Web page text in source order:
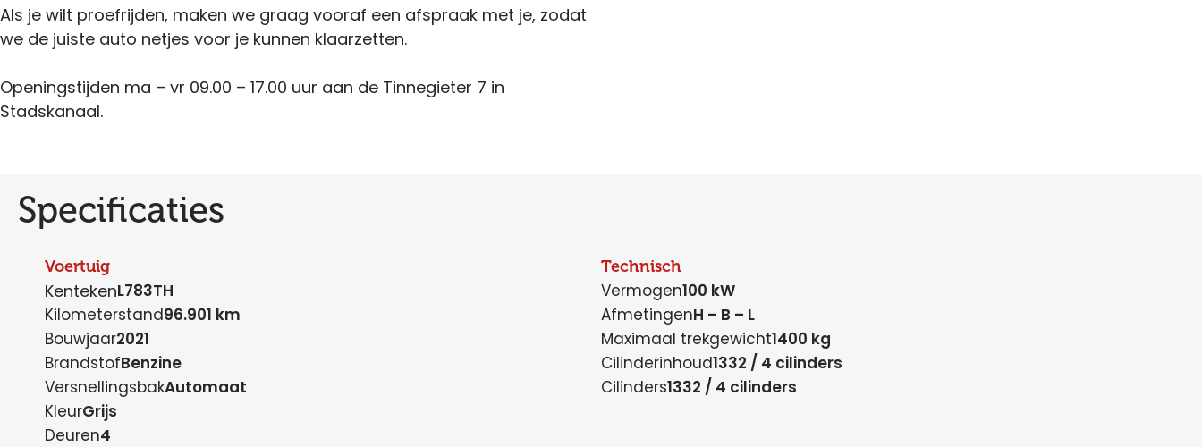
Als je wilt proefrijden, maken we graag vooraf een afspraak met je, zodat
we de juiste auto netjes voor je kunnen klaarzetten.
Openingstijden ma – vr 09.00 – 17.00 uur aan de Tinnegieter 7 in
Stadskanaal.
Specificaties
Voertuig
KentekenL783TH
Kilometerstand96.901 km
Bouwjaar2021
BrandstofBenzine
VersnellingsbakAutomaat
KleurGrijs
Deuren4
Technisch
Vermogen100 kW
AfmetingenH – B – L
Maximaal trekgewicht1400 kg
Cilinderinhoud1332 / 4 cilinders
Cilinders1332 / 4 cilinders